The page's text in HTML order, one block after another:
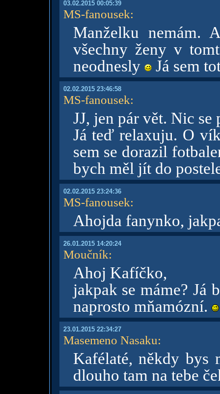
03.02.2015 00:05:39
MS-fanousek:
Manželku nemám.
všechny ženy v
neodnesly
Já sem
02.02.2015 23:46:58
MS-fanousek:
JJ, jen pár vět. Nic se
Já teď relaxuju. O
sem se dorazil
bych měl jít do
02.02.2015 23:24:36
MS-fanousek:
Ahojda fanynko,
26.01.2015 14:20:24
Moučník:
Ahoj Kafíčko,
jakpak se máme? Já
naprosto mňamózní.
23.01.2015 22:34:27
Masemeno Nasaku:
Kafélaté, někdy bys
dlouho tam na tebe